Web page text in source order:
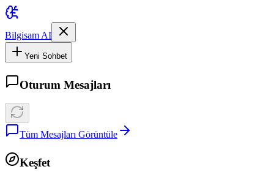
Bilgisam AI
Yeni Sohbet
Oturum Mesajları
Tüm Mesajları Görüntüle
Keşfet